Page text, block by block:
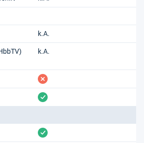
k.A.
k.A.
fehlt
vorhanden
vorhanden